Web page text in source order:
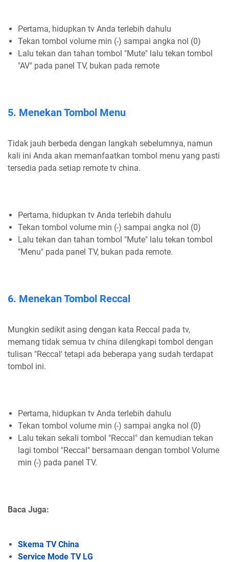
Pertama, hidupkan tv Anda terlebih dahulu
Tekan tombol volume min (-) sampai angka nol (0)
Lalu tekan dan tahan tombol "Mute" lalu tekan tombol
"AV" pada panel TV, bukan pada remote
5. Menekan Tombol Menu
Tidak jauh berbeda dengan langkah sebelumnya, namun
kali ini Anda akan memanfaatkan tombol menu yang pasti
tersedia pada setiap remote tv china.
Pertama, hidupkan tv Anda terlebih dahulu
Tekan tombol volume min (-) sampai angka nol (0)
Lalu tekan dan tahan tombol "Mute" lalu tekan tombol
"Menu" pada panel TV, bukan pada remote.
6. Menekan Tombol Reccal
Mungkin sedikit asing dengan kata Reccal pada tv,
memang tidak semua tv china dilengkapi tombol dengan
tulisan "Reccal' tetapi ada beberapa yang sudah terdapat
tombol ini.
Pertama, hidupkan tv Anda terlebih dahulu
Tekan tombol volume min (-) sampai angka nol (0)
Lalu tekan sekali tombol "Reccal" dan kemudian tekan
lagi tombol "Reccal" bersamaan dengan tombol Volume
min (-) pada panel TV.
Baca Juga:
Skema TV China
Service Mode TV LG